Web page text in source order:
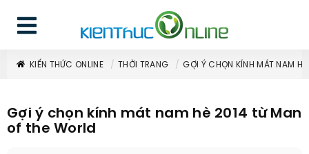
KIẾN THỨC ONLINE THỜI TRANG GỢI Ý CHỌN KÍNH MÁT NAM
Gợi ý chọn kính mát nam hè 2014 từ Man
of the World